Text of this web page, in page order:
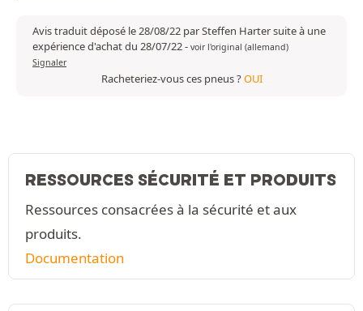
Avis traduit déposé le 28/08/22 par Steffen Harter suite à une
expérience d'achat du 28/07/22- voir l'original (allemand)
Signaler
Racheteriez-vous ces pneus ?OUI
RESSOURCES SÉCURITÉ ET PRODUITS
Ressources consacrées à la sécurité et aux
produits.
Documentation